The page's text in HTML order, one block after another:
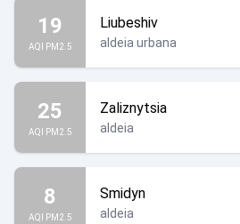
19
AQI PM2.5
Liubeshiv
aldeia urbana
25
AQI PM2.5
Zaliznytsia
aldeia
8
AQI PM2.5
Smidyn
aldeia